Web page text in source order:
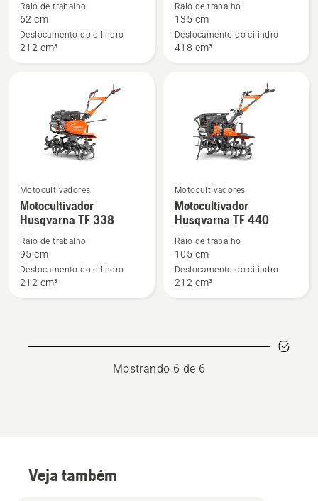
about
Motocultivador
Husqvarna
Raio de trabalho
62 cm
Deslocamento do cilindro
212 cm³
about
Motocultivador
Husqvarna
Raio de trabalho
135 cm
Deslocamento do cilindro
418 cm³
See
more
details
about
Motocultivador
Husqvarna
Motocultivadores
Motocultivador
Husqvarna TF 338
Raio de trabalho
95 cm
Deslocamento do cilindro
212 cm³
See
more
details
about
Motocultivador
Husqvarna
Motocultivadores
Motocultivador
Husqvarna TF 440
Raio de trabalho
105 cm
Deslocamento do cilindro
212 cm³
Mostrando 6 de 6
Veja também